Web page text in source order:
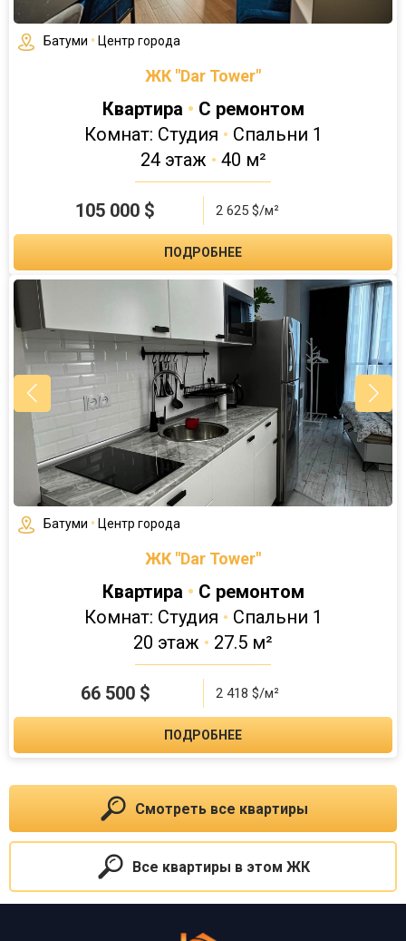
Батуми • Центр города
ЖК "Dar Tower"
Квартира • С ремонтом
Комнат: Студия • Спальни 1
24 этаж • 40 м²
105 000 $ 2 625 $/м²
ПОДРОБНЕЕ
Батуми • Центр города
ЖК "Dar Tower"
Квартира • С ремонтом
Комнат: Студия • Спальни 1
20 этаж • 27.5 м²
66 500$ 2 418 $/м²
ПОДРОБНЕЕ
Смотреть все квартиры
Все квартиры в этом ЖК